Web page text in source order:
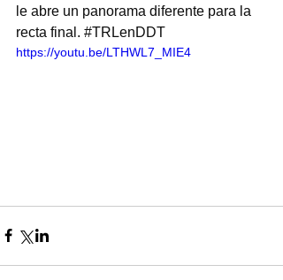
le abre un panorama diferente para la
recta final. #TRLenDDT
https://youtu.be/LTHWL7_MIE4